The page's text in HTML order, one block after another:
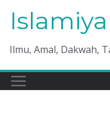
Ilmu, Amal, Dakwah,